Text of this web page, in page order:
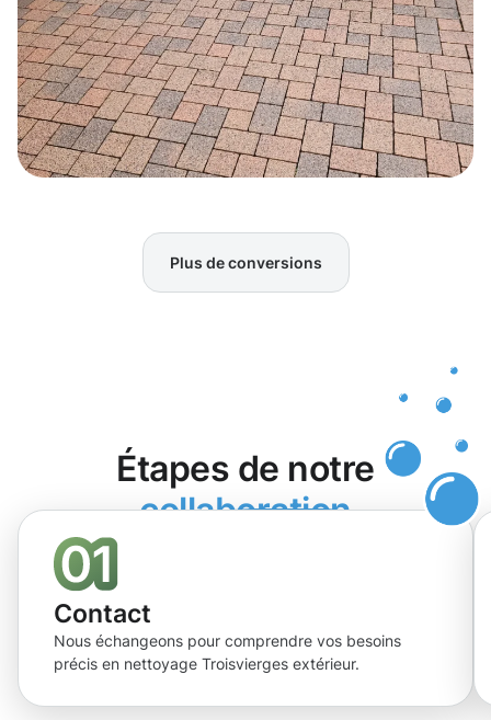
Plus de conversions
Étapes de notre
collaboration
Contact
Nous échangeons pour comprendre vos besoins
précis en nettoyage Troisvierges extérieur.